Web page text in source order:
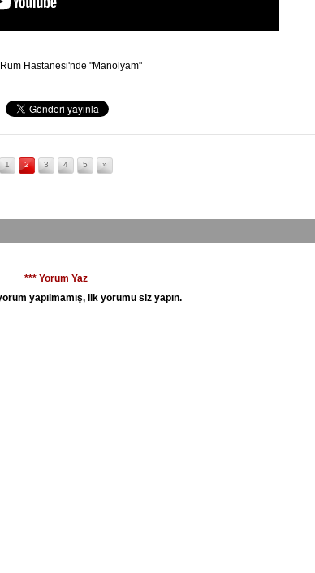
Rum Hastanesi'nde "Manolyam"
1 2 3 4 5 »
*** Yorum Yaz
yapılmamış, ilk yorumu siz yapın.